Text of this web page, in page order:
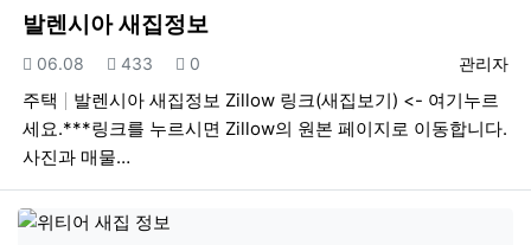
발렌시아 새집정보
등록자
관리자
등록일
06.08 조회
433 추천
0
주택
발렌시아 새집정보 Zillow 링크(새집보기) <- 여기누르
세요.***링크를 누르시면 Zillow의 원본 페이지로 이동합니다.
사진과 매물…